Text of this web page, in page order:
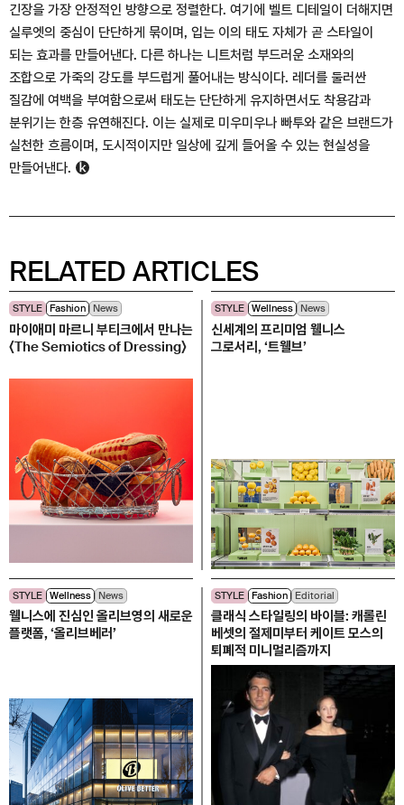
긴장을 가장 안정적인 방향으로 정렬한다. 여기에 벨트 디테일이 더해지면
실루엣의 중심이 단단하게 묶이며, 입는 이의 태도 자체가 곧 스타일이
되는 효과를 만들어낸다. 다른 하나는 니트처럼 부드러운 소재와의
조합으로 가죽의 강도를 부드럽게 풀어내는 방식이다. 레더를 둘러싼
질감에 여백을 부여함으로써 태도는 단단하게 유지하면서도 착용감과
분위기는 한층 유연해진다. 이는 실제로 미우미우나 빠투와 같은 브랜드가
실천한 흐름이며, 도시적이지만 일상에 깊게 들어올 수 있는 현실성을
만들어낸다.
RELATED ARTICLES
STYLE Fashion News
마이애미 마르니 부티크에서 만나는
〈The Semiotics of Dressing〉
STYLE Wellness News
신세계의 프리미엄 웰니스
그로서리, ‘트웰브’
STYLE Wellness News
웰니스에 진심인 올리브영의 새로운
플랫폼, ‘올리브베러’
STYLE Fashion Editorial
클래식 스타일링의 바이블: 캐롤린
베셋의 절제미부터 케이트 모스의
퇴폐적 미니멀리즘까지